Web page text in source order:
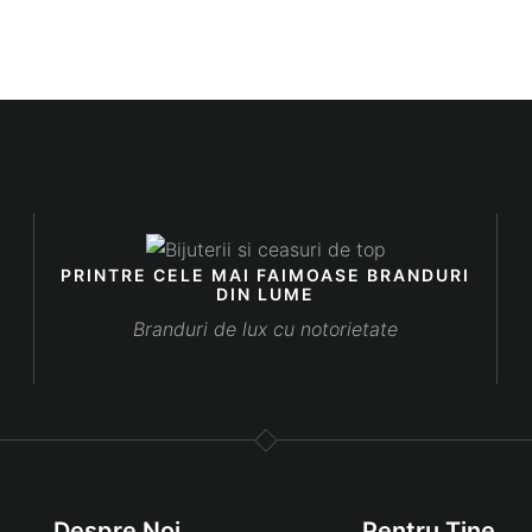
PRINTRE CELE MAI FAIMOASE BRANDURI
DIN LUME
Branduri de lux cu notorietate